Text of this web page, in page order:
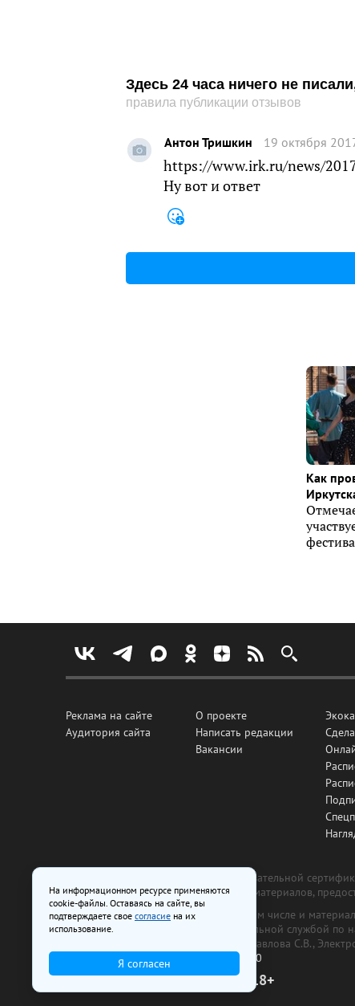
Здесь 24 часа ничего не
правила публикации отзывов
Антон Тришкин 19 октября
https://www.irk.ru/news/
Ну вот и ответ
Как
Реклама на сайте
Аудитория сайта
О проекте
Написать редакции
Вакансии
Все рекламные товары подлежат обязательной
изготовлена и размещена на основе материалов,
На сайте www.irk.ru размещаются в том числе и
от 29 октября 2018 г., выдан Федеральной службой по
ООО «Ирк.ру». Главный редактор — Павлова С.В.,
Телефон редакции:
+7 (3952) 48-88-50
18+
На информационном ресурсе применяются
cookie-файлы. Оставаясь на сайте, вы
подтверждаете свое согласие на их
использование.
Я согласен